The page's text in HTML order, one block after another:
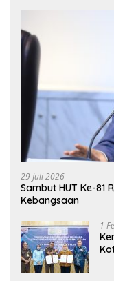
29 Juli 2026
Sambut HUT Ke-81
Kebangsaan
1